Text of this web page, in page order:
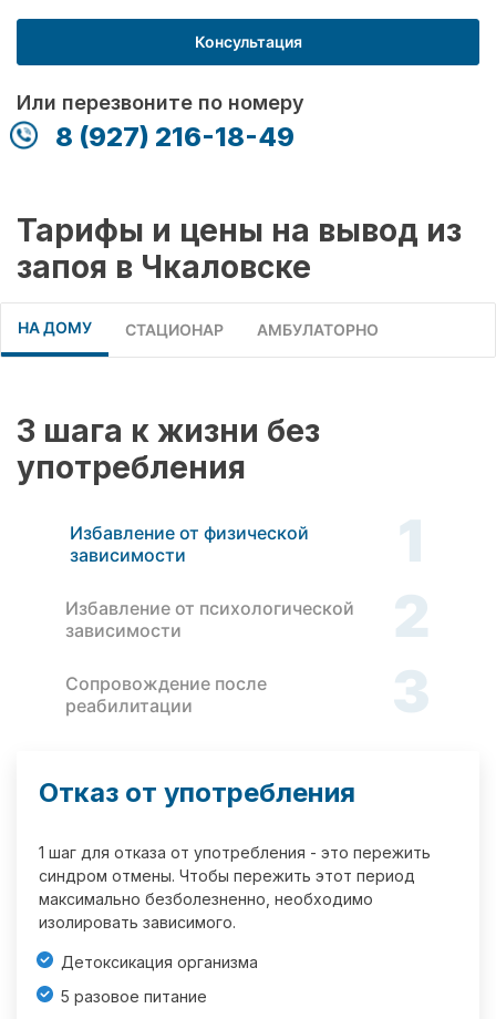
Консультация
Или перезвоните по номеру
8 (927) 216-18-49
Тарифы и цены на вывод из
запоя в Чкаловске
НА ДОМУ СТАЦИОНАР АМБУЛАТОРНО
3 шага к жизни без
употребления
Избавление от физической
зависимости
1
Избавление от психологической
зависимости
2
Сопровождение после
реабилитации
3
Отказ от употребления
1 шаг для отказа от употребления - это пережить
синдром отмены. Чтобы пережить этот период
максимально безболезненно, необходимо
изолировать зависимого.
Детоксикация организма
5 разовое питание